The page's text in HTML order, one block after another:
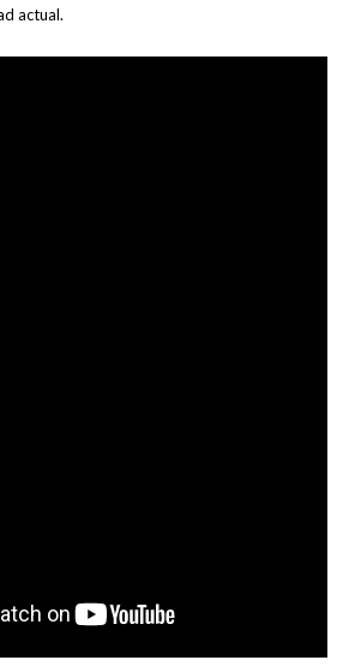
actual.